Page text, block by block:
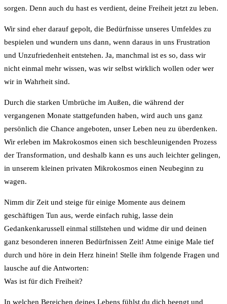
sorgen. Denn auch du hast es verdient, deine Freiheit jetzt zu leben.
Wir sind eher darauf gepolt, die Bedürfnisse unseres Umfeldes zu
bespielen und wundern uns dann, wenn daraus in uns Frustration
und Unzufriedenheit entstehen. Ja, manchmal ist es so, dass wir
nicht einmal mehr wissen, was wir selbst wirklich wollen oder wer
wir in Wahrheit sind.
Durch die starken Umbrüche im Außen, die während der
vergangenen Monate stattgefunden haben, wird auch uns ganz
persönlich die Chance angeboten, unser Leben neu zu überdenken.
Wir erleben im Makrokosmos einen sich beschleunigenden Prozess
der Transformation, und deshalb kann es uns auch leichter gelingen,
in unserem kleinen privaten Mikrokosmos einen Neubeginn zu
wagen.
Nimm dir Zeit und steige für einige Momente aus deinem
geschäftigen Tun aus, werde einfach ruhig, lasse dein
Gedankenkarussell einmal stillstehen und widme dir und deinen
ganz besonderen inneren Bedürfnissen Zeit! Atme einige Male tief
durch und höre in dein Herz hinein! Stelle ihm folgende Fragen und
lausche auf die Antworten:
Was ist für dich Freiheit?
In welchen Bereichen deines Lebens fühlst du dich beengt und